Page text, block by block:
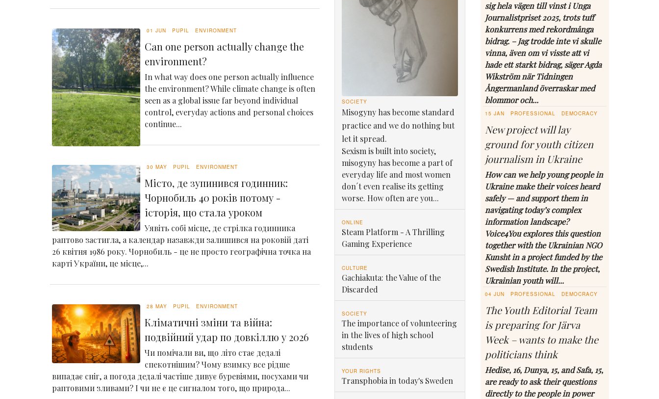
01 JUN PUPIL ENVIRONMENT
Can one person actually change the
environment?
In what way does one person actually influence
the environment? While climate change is often
seen as a global issue far beyond individual
control, everyday actions and personal choices
continue...
30 MAY PUPIL ENVIRONMENT
Місто, де зупинився годинник:
Чорнобиль 40 років потому -
історія, що стала уроком
Уявіть собі місце, де стрілка годинника
раптово застигла, а календар назавжди залишився на роковій даті
26 квітня 1986 року. Чорнобиль - це не просто географічна точка на
карті України, це місце,...
28 MAY PUPIL ENVIRONMENT
Кліматичні зміни та війна:
подвійний удар по довкіллю у 2026
Чи помічали ви, що літо стає дедалі
спекотнішим? Чому взимку все рідше
випадає сніг, а погода дедалі частіше дивує буревіями, посухами чи
раптовими зливами? І чи не є це сигналом того, що природа...
SOCIETY
Misogyny has become standard
practice and we do nothing but
let it spread.
Sexism is built into society,
misogyny has become a part of
everyday life and most women
don´t even realise its getting
worse. How often are you...
ONLINE
Steam Platform - A Thrilling
Gaming Experience
CULTURE
Gachiakuta: the Value of the
Discarded
SOCIETY
The importance of volunteering
in the lives of high school
students
YOUR RIGHTS
Transphobia in today's Sweden
sig hela vägen till vinst i Unga
Journalistpriset 2025, trots tuff
konkurrens med rekordmånga
bidrag. – Jag trodde inte vi skulle
vinna, även om vi visste att vi
hade ett starkt bidrag, säger Agda
Wikström när Tidningen
Ångermanland överraskar med
blommor och...
15 JAN PROFESSIONAL DEMOCRACY
New project will lay
ground for youth citizen
journalism in Ukraine
How can we help young people in
Ukraine make their voices heard
safely — and support them in
navigating today’s complex
information landscape?
Voice4You explores this question
together with the Ukrainian NGO
Kunsht in a project funded by the
Swedish Institute. In the project,
Ukrainian youth will...
04 JUN PROFESSIONAL DEMOCRACY
The Youth Editorial Team
is preparing for Järva
Week – wants to make the
politicians think
Hedise, 16, Dunya, 15, and Safa, 15,
are ready to ask their questions
directly to the people in power